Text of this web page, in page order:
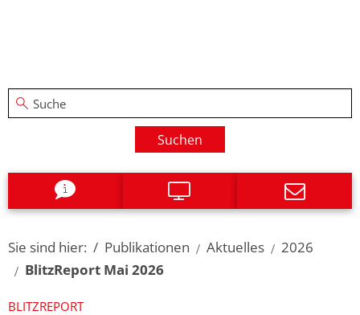
Suchen
Sie sind hier: Publikationen Aktuelles
2026
BlitzReport Mai 2026
BLITZREPORT